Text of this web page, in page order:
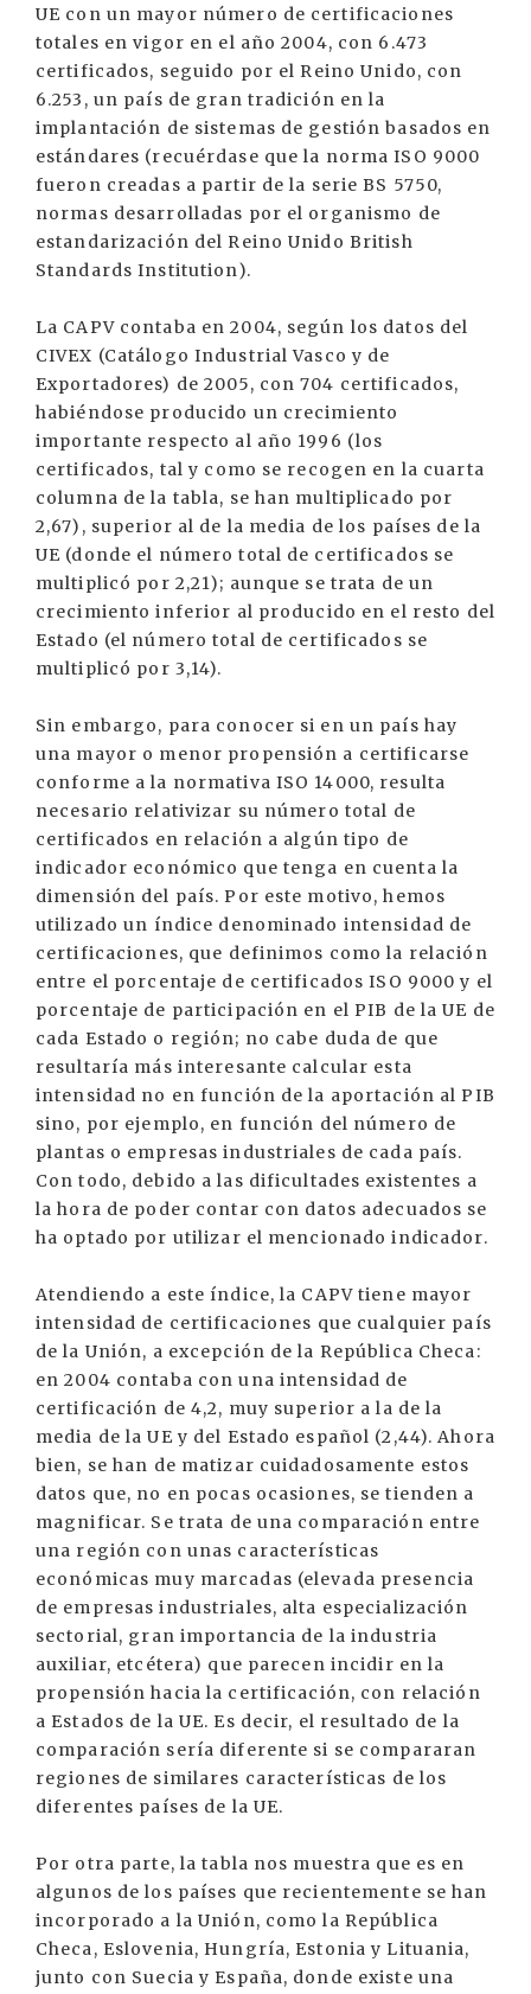
UE con un mayor número de certificaciones
totales en vigor en el año 2004, con 6.473
certificados, seguido por el Reino Unido, con
6.253, un país de gran tradición en la
implantación de sistemas de gestión basados en
estándares (recuérdase que la norma ISO 9000
fueron creadas a partir de la serie BS 5750,
normas desarrolladas por el organismo de
estandarización del Reino Unido British
Standards Institution).
La CAPV contaba en 2004, según los datos del
CIVEX (Catálogo Industrial Vasco y de
Exportadores) de 2005, con 704 certificados,
habiéndose producido un crecimiento
importante respecto al año 1996 (los
certificados, tal y como se recogen en la cuarta
columna de la tabla, se han multiplicado por
2,67), superior al de la media de los países de la
UE (donde el número total de certificados se
multiplicó por 2,21); aunque se trata de un
crecimiento inferior al producido en el resto del
Estado (el número total de certificados se
multiplicó por 3,14).
Sin embargo, para conocer si en un país hay
una mayor o menor propensión a certificarse
conforme a la normativa ISO 14000, resulta
necesario relativizar su número total de
certificados en relación a algún tipo de
indicador económico que tenga en cuenta la
dimensión del país. Por este motivo, hemos
utilizado un índice denominado intensidad de
certificaciones, que definimos como la relación
entre el porcentaje de certificados ISO 9000 y el
porcentaje de participación en el PIB de la UE de
cada Estado o región; no cabe duda de que
resultaría más interesante calcular esta
intensidad no en función de la aportación al PIB
sino, por ejemplo, en función del número de
plantas o empresas industriales de cada país.
Con todo, debido a las dificultades existentes a
la hora de poder contar con datos adecuados se
ha optado por utilizar el mencionado indicador.
Atendiendo a este índice, la CAPV tiene mayor
intensidad de certificaciones que cualquier país
de la Unión, a excepción de la República Checa:
en 2004 contaba con una intensidad de
certificación de 4,2, muy superior a la de la
media de la UE y del Estado español (2,44). Ahora
bien, se han de matizar cuidadosamente estos
datos que, no en pocas ocasiones, se tienden a
magnificar. Se trata de una comparación entre
una región con unas características
económicas muy marcadas (elevada presencia
de empresas industriales, alta especialización
sectorial, gran importancia de la industria
auxiliar, etcétera) que parecen incidir en la
propensión hacia la certificación, con relación
a Estados de la UE. Es decir, el resultado de la
comparación sería diferente si se compararan
regiones de similares características de los
diferentes países de la UE.
Por otra parte, la tabla nos muestra que es en
algunos de los países que recientemente se han
incorporado a la Unión, como la República
Checa, Eslovenia, Hungría, Estonia y Lituania,
junto con Suecia y España, donde existe una